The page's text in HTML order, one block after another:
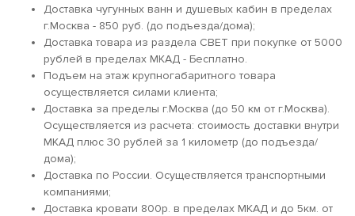
Доставка чугунных ванн и душевых кабин в пределах
г.Москва - 850 руб. (до подъезда/дома);
Доставка товара из раздела СВЕТ при покупке от 5000
рублей в пределах МКАД - Бесплатно.
Подъем на этаж крупногабаритного товара
осуществляется силами клиента;
Доставка за пределы г.Москва (до 50 км от г.Москва).
Осуществляется из расчета: стоимость доставки внутри
МКАД плюс 30 рублей за 1 километр (до подъезда/
дома);
Доставка по России. Осуществляется транспортными
компаниями;
Доставка кровати 800р. в пределах МКАД и до 5км. от